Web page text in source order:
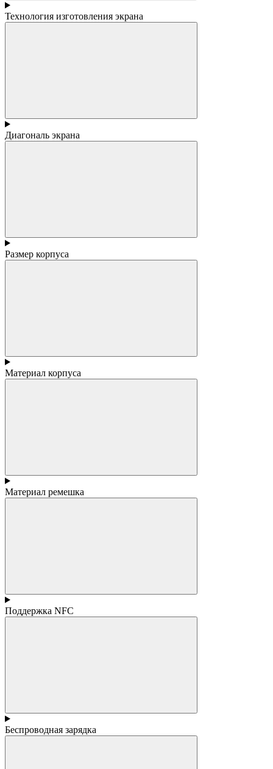
Технология изготовления экрана
Диагональ экрана
Размер корпуса
Материал корпуса
Материал ремешка
Поддержка NFC
Беспроводная зарядка